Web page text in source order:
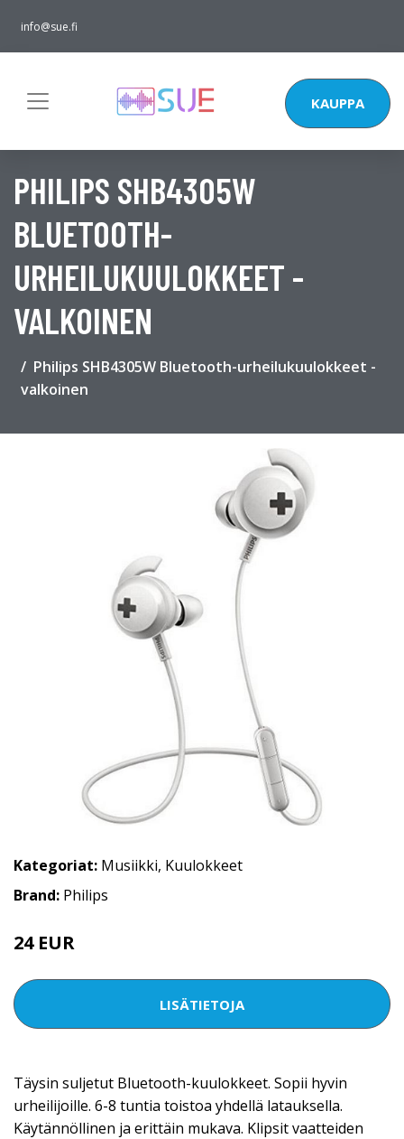
info@sue.fi
KAUPPA
PHILIPS SHB4305W
BLUETOOTH-
URHEILUKUULOKKEET -
VALKOINEN
Philips SHB4305W Bluetooth-urheilukuulokkeet -
valkoinen
Kategoriat: Musiikki, Kuulokkeet
Brand: Philips
24 EUR
LISÄTIETOJA
Täysin suljetut Bluetooth-kuulokkeet. Sopii hyvin
urheilijoille. 6-8 tuntia toistoa yhdellä latauksella.
Käytännöllinen ja erittäin mukava. Klipsit vaatteiden